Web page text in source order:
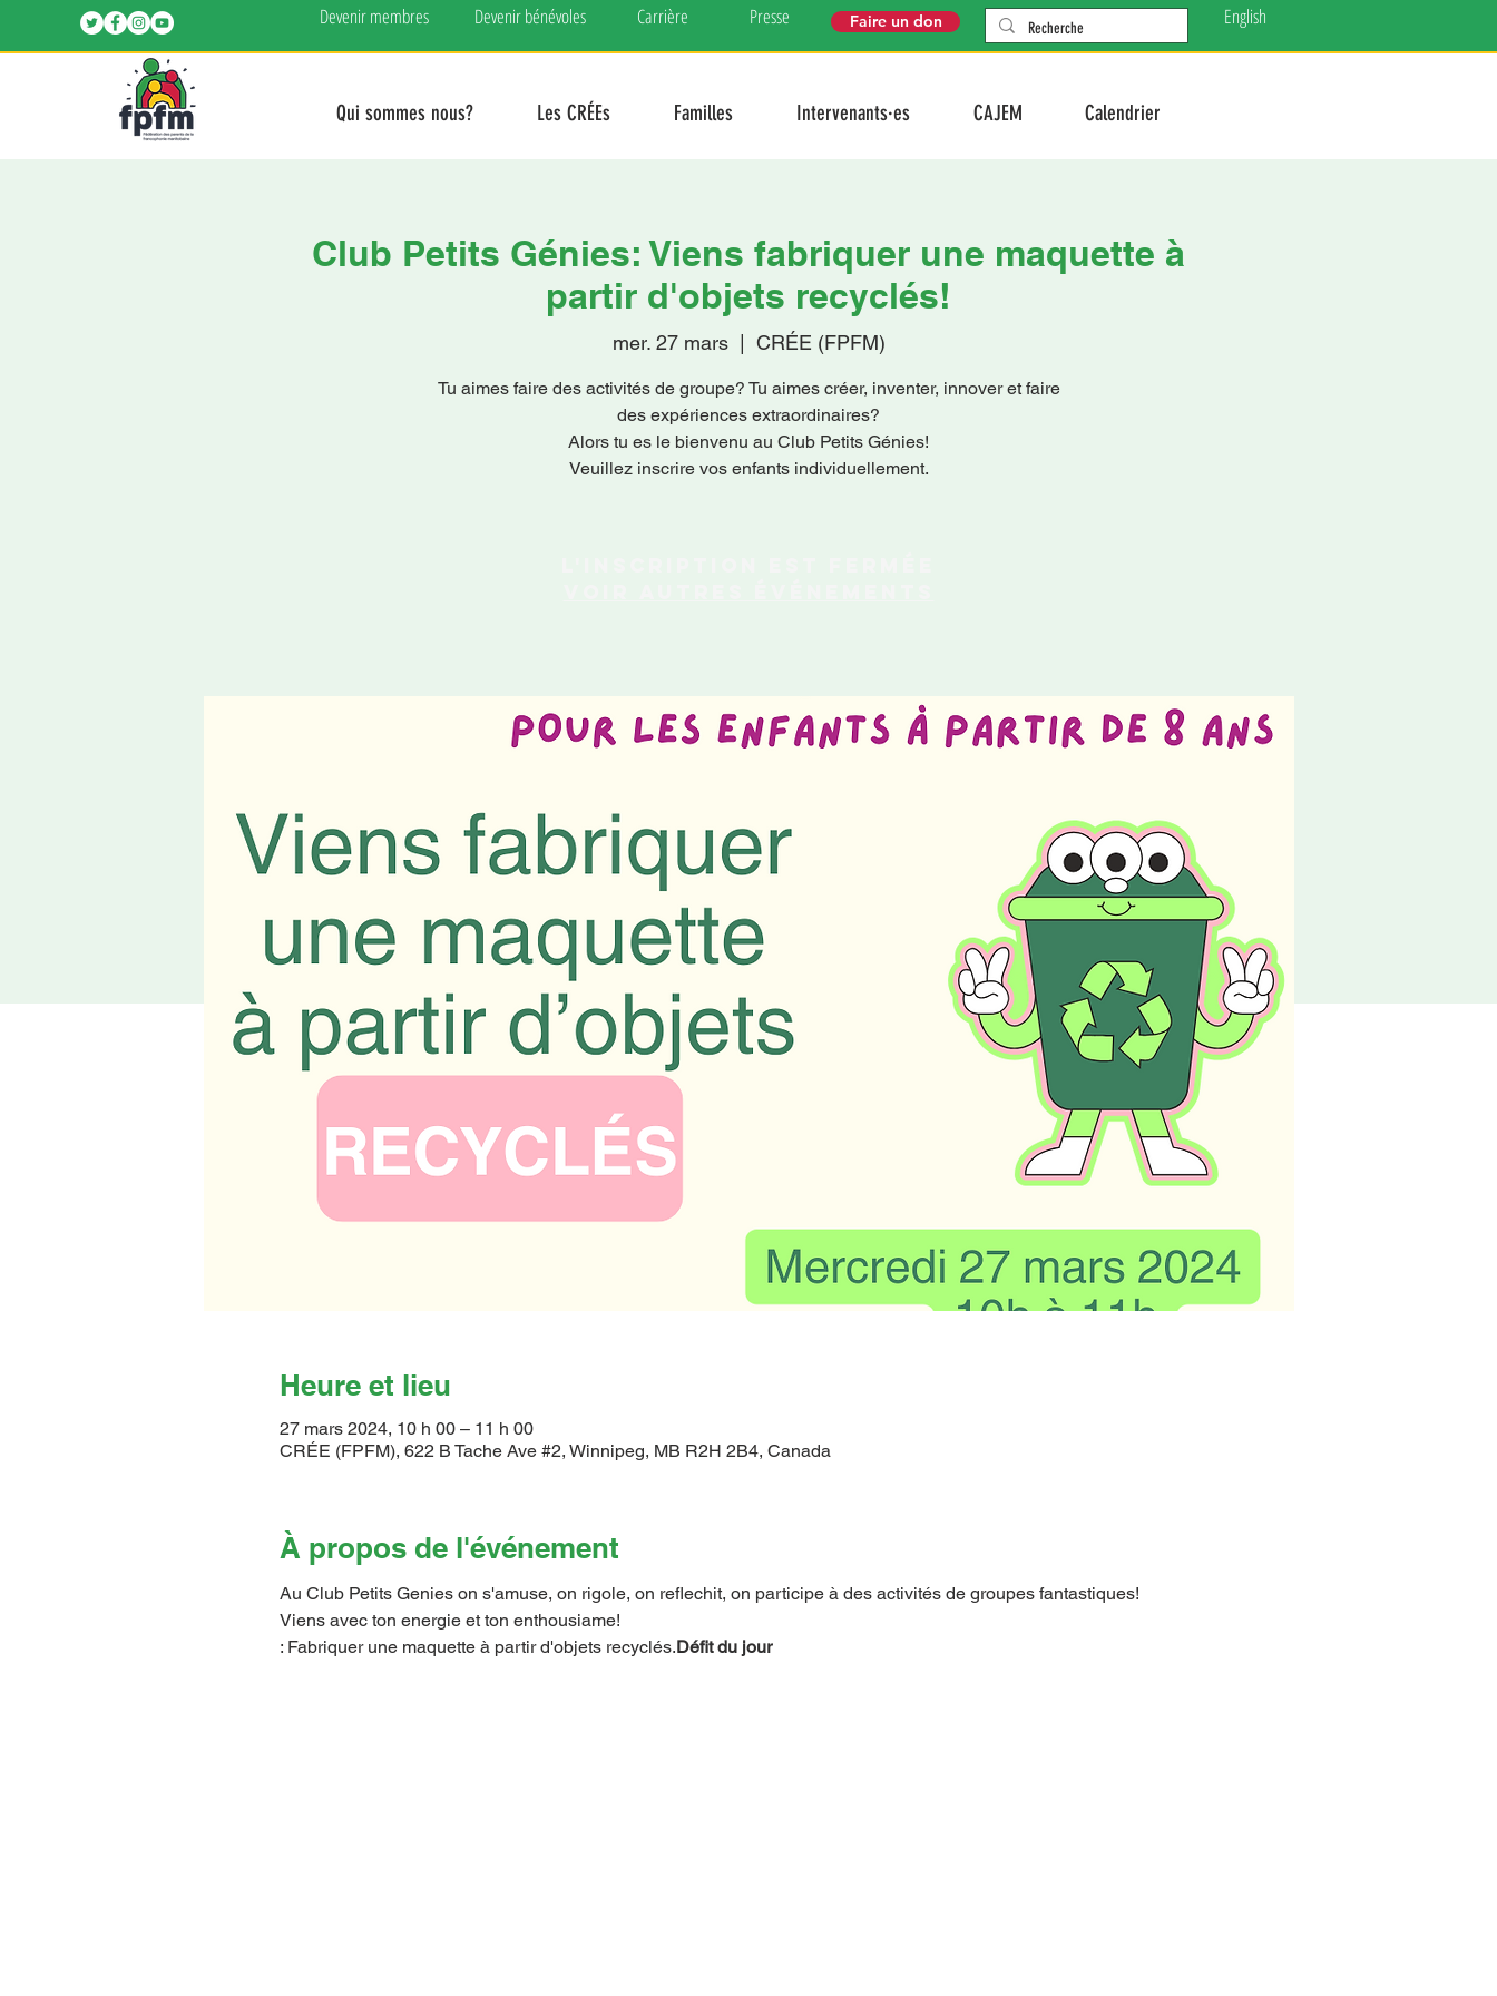
Devenir membres Devenir bénévoles Carrière Presse Faire un don English
Qui sommes nous? Les CRÉEs Familles Intervenants·es CAJEM Calendrier
Club Petits Génies: Viens fabriquer une maquette à
partir d'objets recyclés!
mer. 27 mars
  |
CRÉE (FPFM)
Tu aimes faire des activités de groupe? Tu aimes créer, inventer, innover et faire
des expériences extraordinaires?
Alors tu es le bienvenu au Club Petits Génies!
Veuillez inscrire vos enfants individuellement.
Heure et lieu
27 mars 2024, 10 h 00 – 11 h 00
CRÉE (FPFM), 622 B Tache Ave #2, Winnipeg, MB R2H 2B4, Canada
À propos de l'événement
Au Club Petits Genies on s'amuse, on rigole, on reflechit, on participe à des activités de groupes fantastiques!
Viens avec ton energie et ton enthousiame!
: Fabriquer une maquette à partir d'objets recyclés.Défit du jour